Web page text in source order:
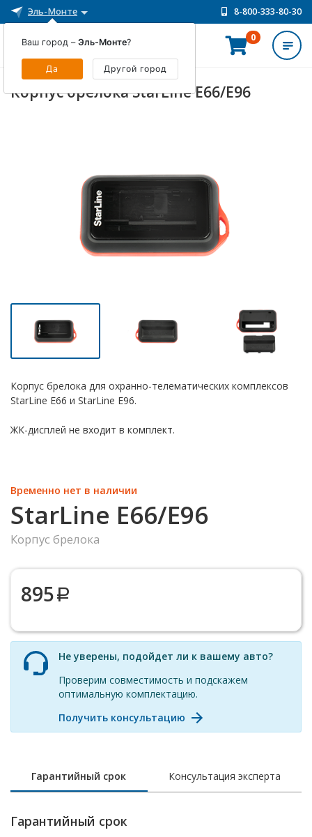
Эль-Монте 8-800-333-80-30
ИНТЕРНЕТ-МАГАЗИН
0
Корпус брелока StarLine E66/Е96
Корпус брелока для охранно-телематических комплексов
StarLine E66 и StarLine E96.
ЖК-дисплей не входит в комплект.
Временно нет в наличии
StarLine E66/Е96
Корпус брелока
895
Не уверены, подойдет ли к вашему авто?
Проверим совместимость и подскажем
оптимальную комплектацию.
Получить консультацию
Гарантийный срок Консультация эксперта
Гарантийный срок
Ваш город – Эль-Монте?
Да Другой город